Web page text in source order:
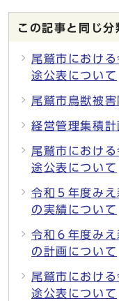
この記事と同じ分
尾鷲市におけ
途公表について
尾鷲市鳥獣被害
経営管理集積計
尾鷲市におけ
途公表について
令和５年度み
の実績について
令和６年度み
の計画について
尾鷲市におけ
途公表について